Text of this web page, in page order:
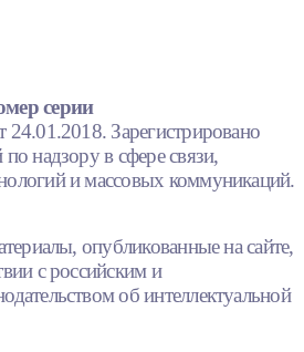
серии
Зарегистрировано
надзору в сфере связи,
и массовых коммуникаций.
опубликованные на сайте,
с российским и
об интеллектуальной